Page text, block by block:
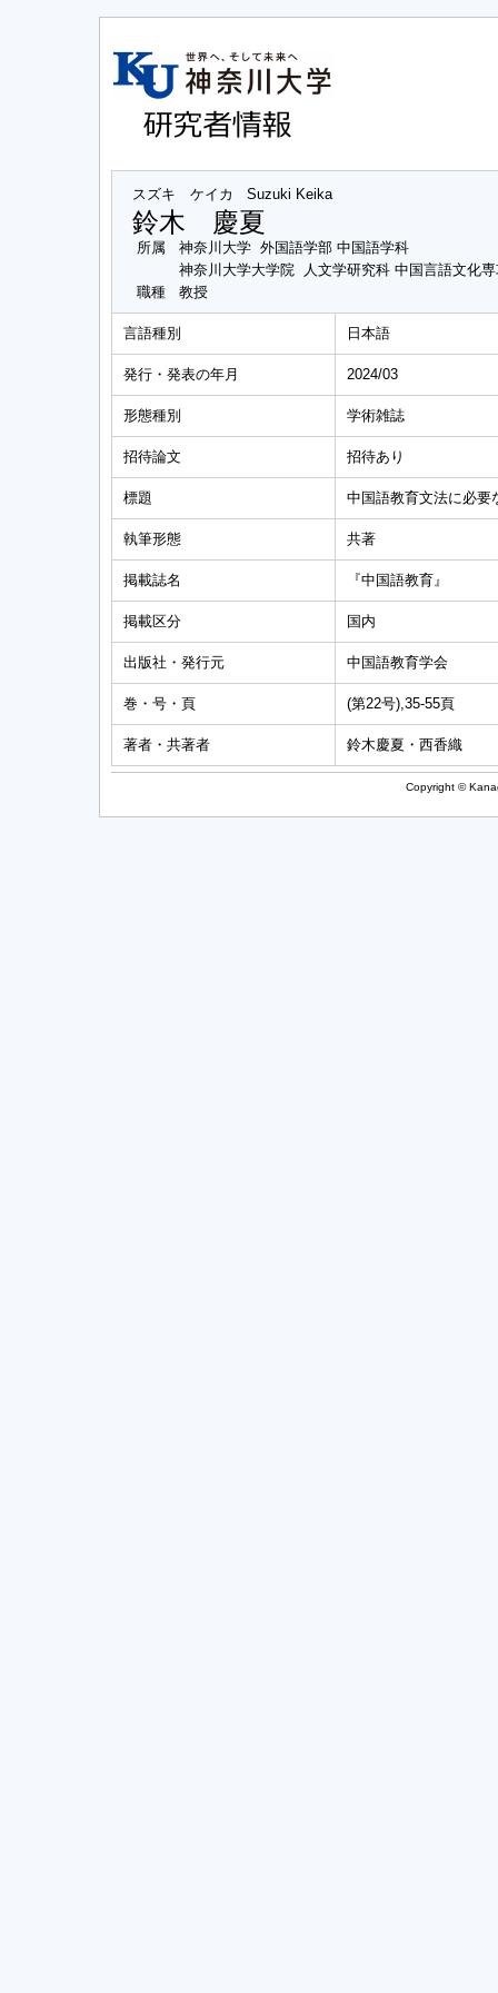
スズキ ケイカ Suzuki Keika
鈴木 慶夏
所属
神奈川大学 外国語学部 中国語学科
神奈川大学大学院 人文学研究科 中国言語文化
職種
教授
言語種別 日本語
発行・発表の年月 2024/03
形態種別 学術雑誌
招待論文 招待あり
標題 中国語教育文法に必要
執筆形態 共著
掲載誌名 『中国語教育』
掲載区分 国内
出版社・発行元 中国語教育学会
巻・号・頁 (第22号),35-55頁
著者・共著者 鈴木慶夏・西香織
Copyright ©